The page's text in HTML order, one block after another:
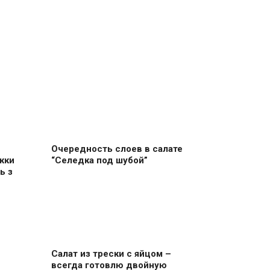
з
Очередность слоев в салате
“Селедка под шубой”
Салат из трески с яйцом –
всегда готовлю двойную